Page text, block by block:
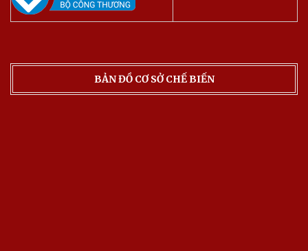
BẢN ĐỒ CƠ SỞ CHẾ BIẾN